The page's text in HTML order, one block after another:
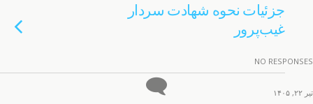
جزئیات نحوه شهادت سردار
غیب‌پرور
NO RESPONSES
تیر ۲۲, ۱۴۰۵